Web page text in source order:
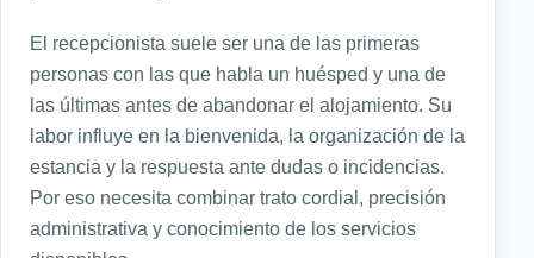
El recepcionista suele ser una de las primeras
personas con las que habla un huésped y una de
las últimas antes de abandonar el alojamiento. Su
labor influye en la bienvenida, la organización de la
estancia y la respuesta ante dudas o incidencias.
Por eso necesita combinar trato cordial, precisión
administrativa y conocimiento de los servicios